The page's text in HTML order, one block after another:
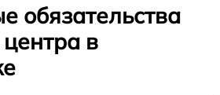
обязательства
в